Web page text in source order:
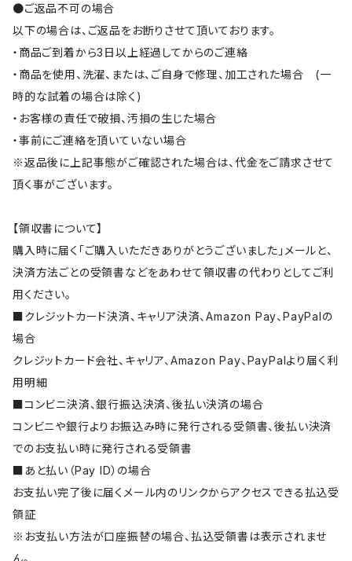
●ご返品不可の場合
以下の場合は、ご返品をお断りさせて頂いております。
・商品ご到着から3日以上経過してからのご連絡
・商品を使用、洗濯、または、ご自身で修理、加工された場合 (一
時的な試着の場合は除く)
・お客様の責任で破損、汚損の生じた場合
・事前にご連絡を頂いていない場合
※返品後に上記事態がご確認された場合は、代金をご請求させて
頂く事がございます。
【領収書について】
購入時に届く「ご購入いただきありがとうございました」メールと、
決済方法ごとの受領書などをあわせて領収書の代わりとしてご利
用ください。
■クレジットカード決済、キャリア決済、Amazon Pay、PayPalの
場合
クレジットカード会社、キャリア、Amazon Pay、PayPalより届く利
用明細
■コンビニ決済、銀行振込決済、後払い決済の場合
コンビニや銀行よりお振込み時に発行される受領書、後払い決済
でのお支払い時に発行される受領書
■あと払い（Pay ID）の場合
お支払い完了後に届くメール内のリンクからアクセスできる払込受
領証
※お支払い方法が口座振替の場合、払込受領書は表示されませ
ん。